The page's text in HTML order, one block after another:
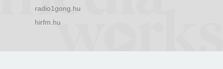
radio1gong.hu
hirfm.hu